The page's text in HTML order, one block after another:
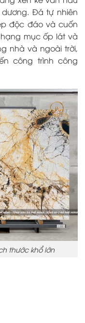
Đá tự nhiên
độc đáo và cuốn
mục ốp lát và
nhà và ngoài trời,
công trình công
thước khổ lớn